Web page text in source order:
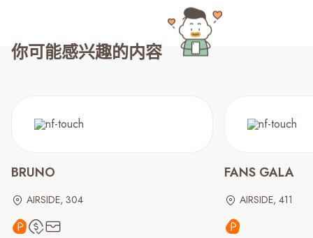
你可能感兴趣的内容
BRUNO
AIRSIDE, 304
FANS GALA
AIRSIDE, 411